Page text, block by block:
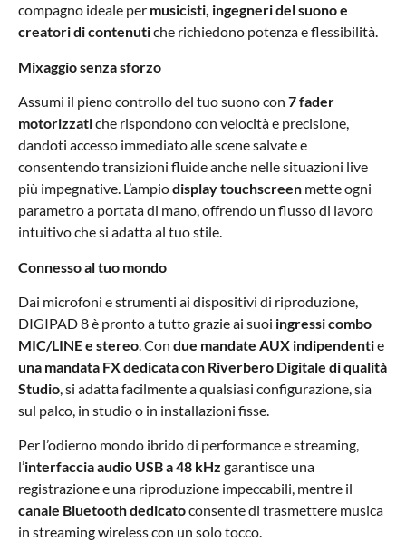
compagno ideale per musicisti, ingegneri del suono e
creatori di contenutiche richiedono potenza e flessibilità.
Mixaggio senza sforzo
Assumi il pieno controllo del tuo suono con 7 fader
motorizzatiche rispondono con velocità e precisione,
dandoti accesso immediato alle scene salvate e
consentendo transizioni fluide anche nelle situazioni live
più impegnative. L’ampiodisplay touchscreen mette ogni
parametro a portata di mano, offrendo un flusso di lavoro
intuitivo che si adatta al tuo stile.
Connesso al tuo mondo
Dai microfoni e strumenti ai dispositivi di riproduzione,
DIGIPAD 8 è pronto a tutto grazie ai suoi ingressi combo
MIC/LINE e stereo. Con due mandate AUX indipendentie
una mandata FX dedicata con Riverbero Digitale di qualità
Studio, si adatta facilmente a qualsiasi configurazione, sia
sul palco, in studio o in installazioni fisse.
Per l’odierno mondo ibrido di performance e streaming,
l’interfaccia audio USB a 48 kHz garantisce una
registrazione e una riproduzione impeccabili, mentre il
canale Bluetooth dedicatoconsente di trasmettere musica
in streaming wireless con un solo tocco.